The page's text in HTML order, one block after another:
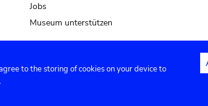
Jobs
Museum unterstützen
Privacy settings
to the storing of cookies on your device to